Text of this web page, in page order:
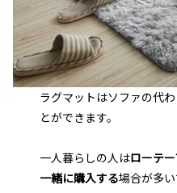
ラグマットはソファの代
とができます。
一人暮らしの人はローテ
一緒に購入する場合が多い